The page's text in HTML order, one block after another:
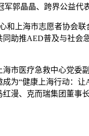
郭晶晶、跨界公益代
上海市志愿者协会
助推AED普及与社会
市医疗急救中心党委
为“健康上海行动：
漫、克而瑞集团董事